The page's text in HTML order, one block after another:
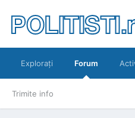
Exploraţi Forum
Trimite info